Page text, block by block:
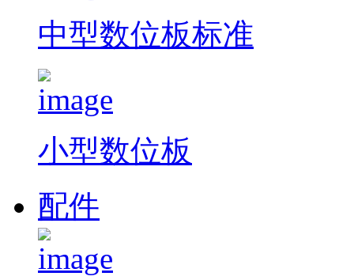
中型数位板标准
小型数位板
配件